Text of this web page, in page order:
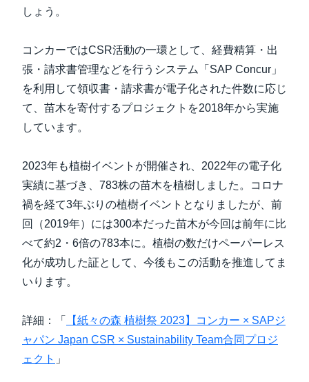
しょう。
コンカーではCSR活動の一環として、経費精算・出
張・請求書管理などを行うシステム「SAP Concur」
を利用して領収書・請求書が電子化された件数に応じ
て、苗木を寄付するプロジェクトを2018年から実施
しています。
2023年も植樹イベントが開催され、2022年の電子化
実績に基づき、783株の苗木を植樹しました。コロナ
禍を経て3年ぶりの植樹イベントとなりましたが、前
回（2019年）には300本だった苗木が今回は前年に比
べて約2・6倍の783本に。植樹の数だけペーパーレス
化が成功した証として、今後もこの活動を推進してま
いります。
詳細：「
【紙々の森 植樹祭 2023】コンカー × SAPジ
ャパン Japan CSR × Sustainability Team合同プロジ
ェクト 」